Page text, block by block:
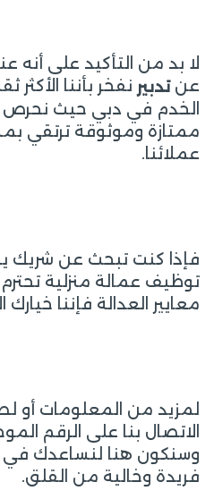
لا بد من التأكيد على أنه
عنتدبير نفخر بأننا
الخدم في دبي حيث نحرص
ممتازة وموثوقة ترتقي
عملائنا.
فإذا كنت تبحث عن شريك
توظيف عمالة منزلية
معايير العدالة فإننا خيارك
لمزيد من المعلومات أو
الاتصال بنا على الرقم
وسنكون هنا لنساعدك في
فريدة وخالية من القلق.